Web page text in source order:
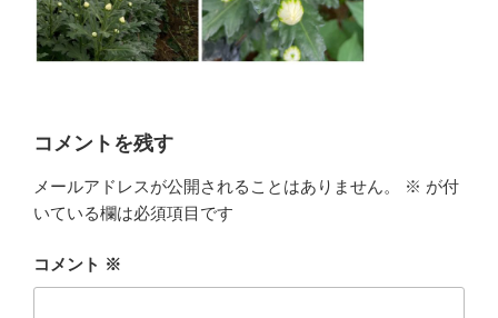
コメントを残す
メールアドレスが公開されることはありません。 ※ が付
いている欄は必須項目です
コメント ※